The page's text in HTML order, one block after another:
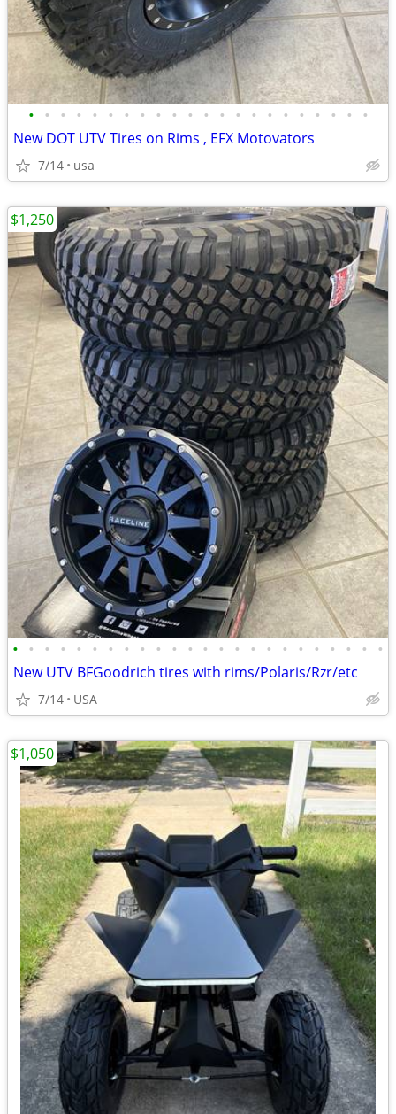
• • • • • • • • • • • • • • • • • • • • • •
New DOT UTV Tires on Rims , EFX Motovators
7/14 usa
• • • • • • • • • • • • • • • • • • • • • • • •
New UTV BFGoodrich tires with rims/Polaris/Rzr/etc
7/14 USA
$1,250
$1,050